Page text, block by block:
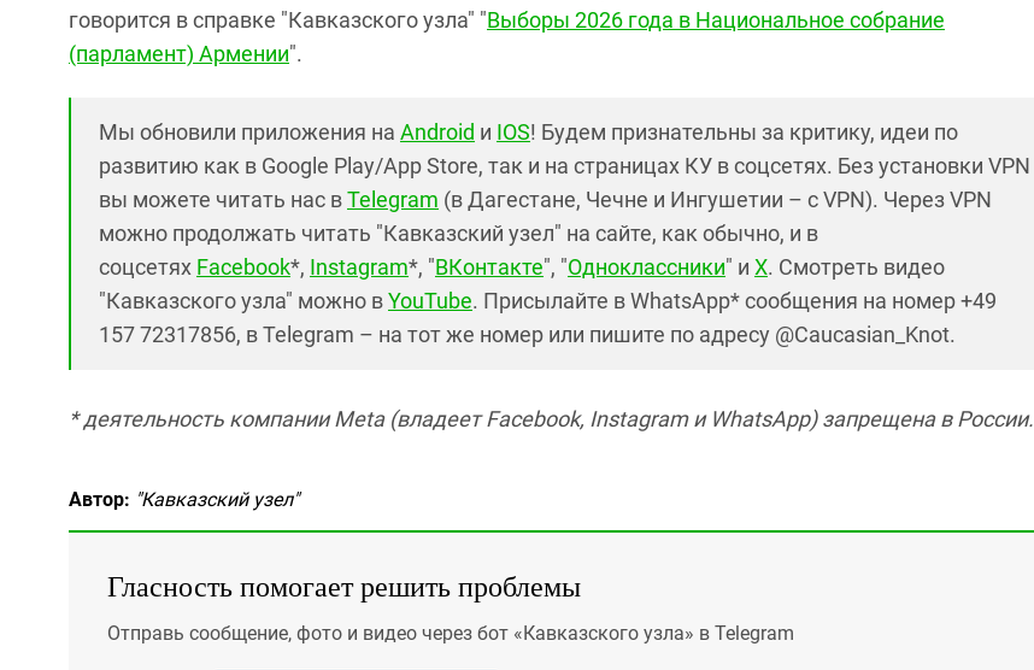
говорится в справке "Кавказского узла" "Выборы 2026 года в Национальное собрание
(парламент) Армении".
Мы обновили приложения на Android и IOS! Будем признательны за критику, идеи по
развитию как в Google Play/App Store, так и на страницах КУ в соцсетях. Без установки VPN
вы можете читать нас вTelegram (в Дагестане, Чечне и Ингушетии – с VPN). Через VPN
можно продолжать читать "Кавказский узел" на сайте, как обычно, и в
соцсетях Facebook*, Instagram*, "ВКонтакте", "Одноклассники" и X. Смотреть видео
"Кавказского узла" можно вYouTube. Присылайте в WhatsApp* сообщения на номер +49
157 72317856, в Telegram – на тот же номер или пишите по адресу @Caucasian_Knot.
* деятельность компании Meta (владеет Facebook, Instagram и WhatsApp) запрещена в России.
Автор: "Кавказский узел"
Гласность помогает решить проблемы
Отправь сообщение, фото и видео через бот «Кавказского узла» в Telegram